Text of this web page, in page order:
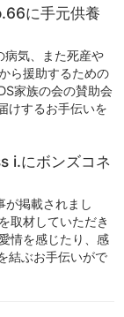
に手元供養
病気、また死産や
ら援助するための
家族の会の賛助会
けするお手伝いを
i.にボンズコネ
掲載されまし
取材していただき
情を感じたり、感
結ぶお手伝いがで